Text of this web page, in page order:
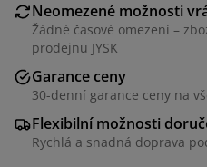
Neomezené možnosti
Žádné časové omezení –
prodejnu JYSK
Garance ceny
30-denní garance ceny na
Flexibilní možnosti
Rychlá a snadná doprava